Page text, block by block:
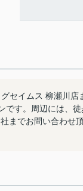
セイムス 柳瀬川
す。周辺には、
までお問い合わせ